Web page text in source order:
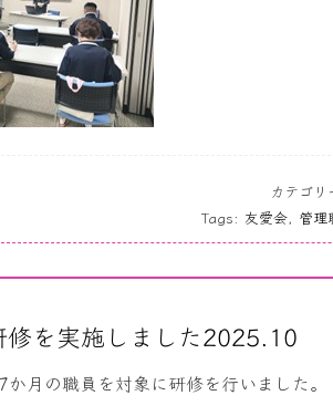
カテゴリ
Tags: 友愛会, 管
を実施しました2025.10
月の職員を対象に研修を行いました。